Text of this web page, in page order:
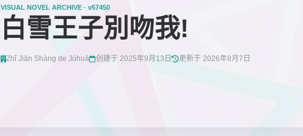
VISUAL NOVEL ARCHIVE · v57450
白雪王子別吻我!
Zhǐ Jiān Shàng de Júhuā 创建于 2025年9月13日 更新于 2026年8月7日